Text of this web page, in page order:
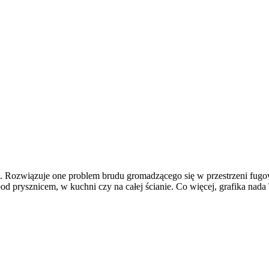
one problem brudu gromadzącego się w przestrzeni
prysznicem, w kuchni czy na całej ścianie. Co więcej, grafika